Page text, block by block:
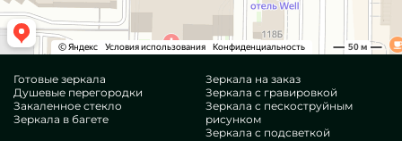
Готовые зеркала
Душевые перегородки
Закаленное стекло
Зеркала в багете
Зеркала на заказ
Зеркала с гравировкой
Зеркала с пескоструйным
рисунком
Зеркала с подсветкой